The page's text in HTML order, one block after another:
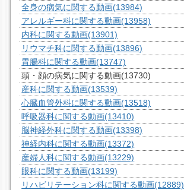
全身の病気に関する動画(13984)
アレルギー科に関する動画(13958)
内科に関する動画(13901)
リウマチ科に関する動画(13896)
胃腸科に関する動画(13747)
頭・顔の病気に関する動画(13730)
産科に関する動画(13539)
心臓血管外科に関する動画(13518)
呼吸器科に関する動画(13410)
脳神経外科に関する動画(13398)
神経内科に関する動画(13372)
産婦人科に関する動画(13229)
眼科に関する動画(13199)
リハビリテーション科に関する動画(12889)